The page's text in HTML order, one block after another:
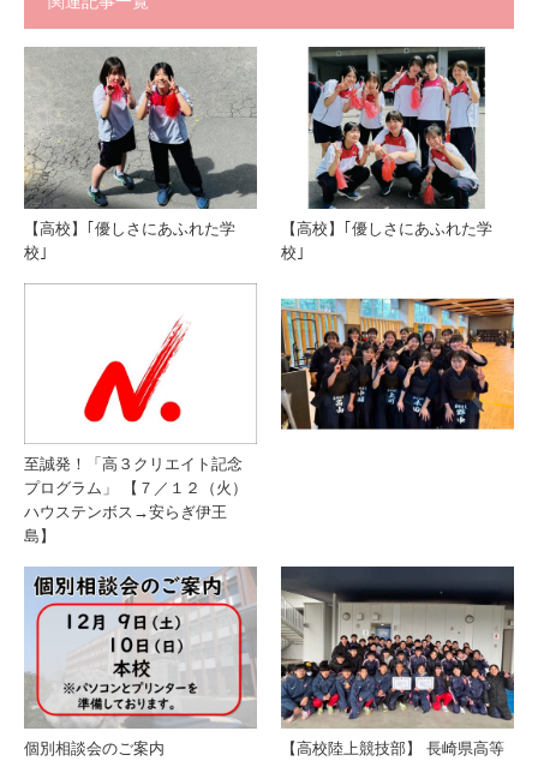
【高校】｢優しさにあふれた学
校｣
【高校】｢優しさにあふれた学
校｣
至誠発！「高３クリエイト記念
プログラム」 【７／１２（火）
ハウステンボス→安らぎ伊王
島】
個別相談会のご案内
【高校陸上競技部】 長崎県高等